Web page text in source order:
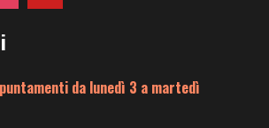
da lunedì 3 a martedì